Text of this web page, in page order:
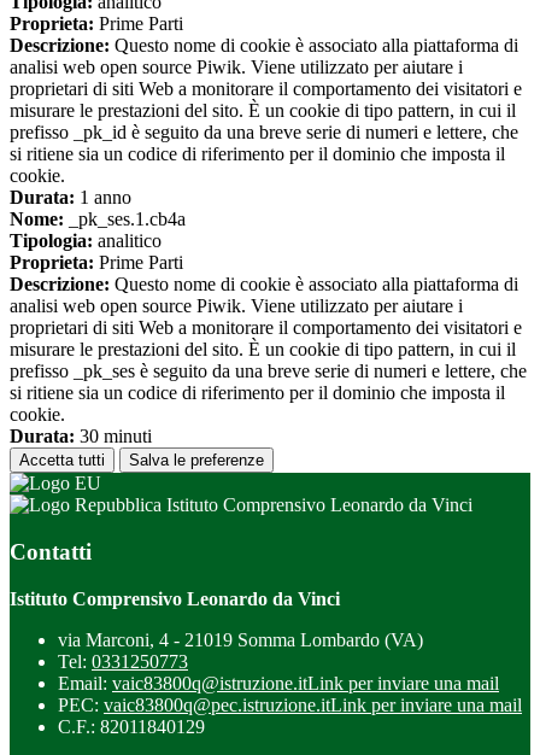
Proprieta: Prime Parti
Descrizione: Questo nome di cookie è associato alla piattaforma di
analisi web open source Piwik. Viene utilizzato per aiutare i
proprietari di siti Web a monitorare il comportamento dei visitatori e
misurare le prestazioni del sito. È un cookie di tipo pattern, in cui il
prefisso _pk_id è seguito da una breve serie di numeri e lettere, che
si ritiene sia un codice di riferimento per il dominio che imposta il
cookie.
Durata: 1 anno
Nome: _pk_ses.1.cb4a
Tipologia: analitico
Proprieta: Prime Parti
Descrizione: Questo nome di cookie è associato alla piattaforma di
analisi web open source Piwik. Viene utilizzato per aiutare i
proprietari di siti Web a monitorare il comportamento dei visitatori e
misurare le prestazioni del sito. È un cookie di tipo pattern, in cui il
prefisso _pk_ses è seguito da una breve serie di numeri e lettere, che
si ritiene sia un codice di riferimento per il dominio che imposta il
cookie.
Durata: 30 minuti
Accetta tutti Salva le preferenze
Istituto Comprensivo Leonardo da Vinci
Contatti
Istituto Comprensivo Leonardo da Vinci
via Marconi, 4 - 21019 Somma Lombardo (VA)
Tel: 0331250773
Email: vaic83800q@istruzione.itLink per inviare una mail
PEC: vaic83800q@pec.istruzione.itLink per inviare una mail
C.F.: 82011840129